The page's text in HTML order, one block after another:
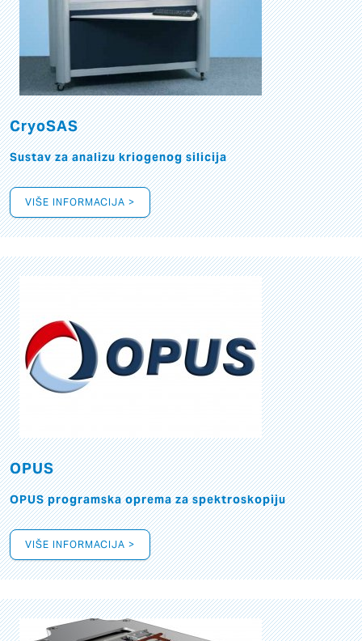
CryoSAS
Sustav za analizu kriogenog silicija
VIŠE INFORMACIJA >
OPUS
OPUS programska oprema za spektroskopiju
VIŠE INFORMACIJA >